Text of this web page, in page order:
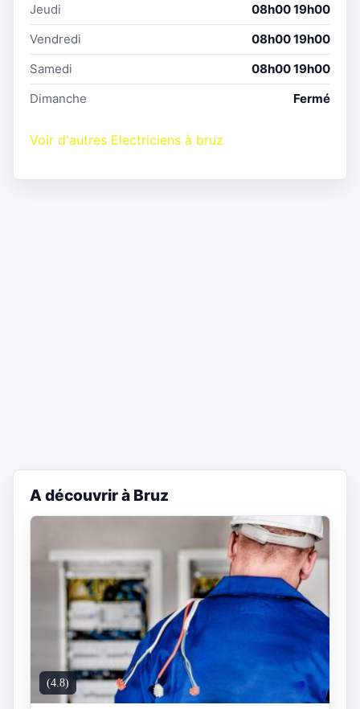
Jeudi
08h00 19h00
Vendredi
08h00 19h00
Samedi
08h00 19h00
Dimanche
Fermé
Voir d'autres Electriciens à bruz
A découvrir à Bruz
(4.8)